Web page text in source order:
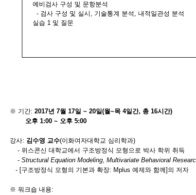
예비검사 구성 및 문항분석
- 검사 구성 및 실시 기술통계 분석
내적일관성 분석
실습 1 및 질문
※ 기간: 2017년 7월 17일 ~ 20일(월~목 4일간, 총 16시간)
오후 1:00 ~ 오후 5:00
강사: 김수영 교수(이화여자대학교 심리학과)
- 위스콘신 대학교에서 구조방정식 모형으로 박사 학위 취득
- Structural Equation Modeling, Multivariate Behavioral
- [구조방정식 모형의 기본과 확장: Mplus 예제와 함께] 의 저자
※ 워크숍 내용: